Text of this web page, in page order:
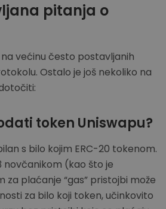
pitanja o
većinu često postavljanih
Ostalo je još nekoliko na
token Uniswapu?
s bilo kojim ERC-20 tokenom.
novčanikom (kao što je
za plaćanje “gas” pristojbi može
za bilo koji token, učinkovito